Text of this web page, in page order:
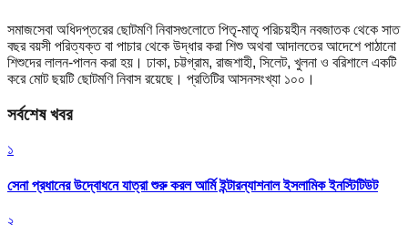
সমাজসেবা অধিদপ্তরের ছোটমণি নিবাসগুলোতে পিতৃ-মাতৃ পরিচয়হীন নবজাতক থেকে সাত
বছর বয়সী পরিত্যক্ত বা পাচার থেকে উদ্ধার করা শিশু অথবা আদালতের আদেশে পাঠানো
শিশুদের লালন-পালন করা হয়। ঢাকা, চট্টগ্রাম, রাজশাহী, সিলেট, খুলনা ও বরিশালে একটি
করে মোট ছয়টি ছোটমণি নিবাস রয়েছে। প্রতিটির আসনসংখ্যা ১০০।
সর্বশেষ খবর
১
সেনা প্রধানের উদ্বোধনে যাত্রা শুরু করল আর্মি ইন্টারন্যাশনাল ইসলামিক ইনস্টিটিউট
২